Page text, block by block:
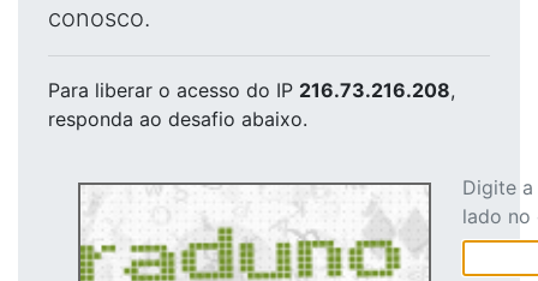
conosco.
Para liberar o acesso do IP 216.73.216.208,
responda ao desafio abaixo.
Digite
lado no